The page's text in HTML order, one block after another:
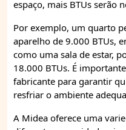
espaço, mais BTUs serão
Por exemplo, um quarto
aparelho de 9.000 BTUs,
como uma sala de estar,
18.000 BTUs. É
fabricante para garantir
resfriar o ambiente
A Midea oferece uma